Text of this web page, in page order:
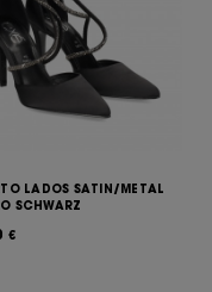
LADOS SATIN/METAL
SCHWARZ
€